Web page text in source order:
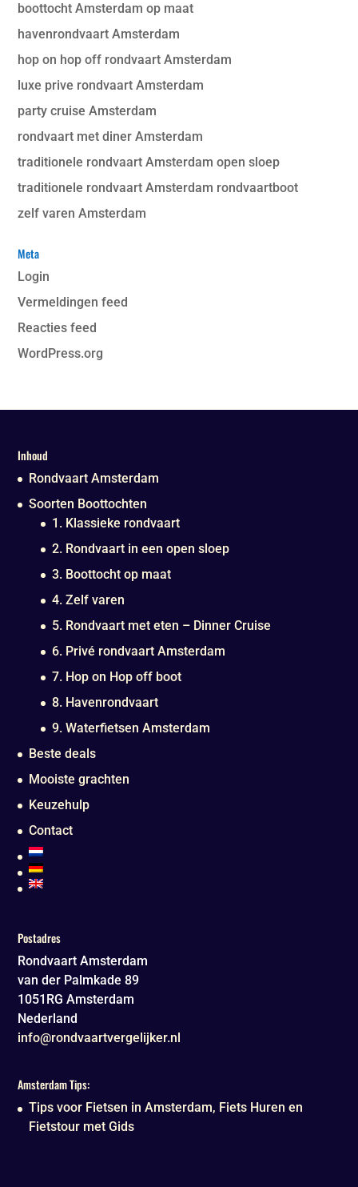
boottocht Amsterdam op maat
havenrondvaart Amsterdam
hop on hop off rondvaart Amsterdam
luxe prive rondvaart Amsterdam
party cruise Amsterdam
rondvaart met diner Amsterdam
traditionele rondvaart Amsterdam open sloep
traditionele rondvaart Amsterdam rondvaartboot
zelf varen Amsterdam
Meta
Login
Vermeldingen feed
Reacties feed
WordPress.org
Inhoud
Rondvaart Amsterdam
Soorten Boottochten
1. Klassieke rondvaart
2. Rondvaart in een open sloep
3. Boottocht op maat
4. Zelf varen
5. Rondvaart met eten – Dinner Cruise
6. Privé rondvaart Amsterdam
7. Hop on Hop off boot
8. Havenrondvaart
9. Waterfietsen Amsterdam
Beste deals
Mooiste grachten
Keuzehulp
Contact
Postadres
Rondvaart Amsterdam
van der Palmkade 89
1051RG Amsterdam
Nederland
info@rondvaartvergelijker.nl
Amsterdam Tips:
Tips voor Fietsen in Amsterdam, Fiets Huren en
Fietstour met Gids